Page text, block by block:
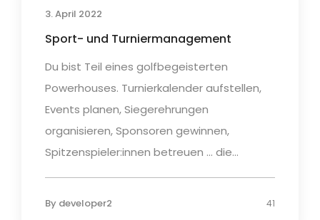
3. April 2022
Sport- und Turniermanagement
Du bist Teil eines golfbegeisterten
Powerhouses. Turnierkalender aufstellen,
Events planen, Siegerehrungen
organisieren, Sponsoren gewinnen,
Spitzenspieler:innen betreuen … die...
By developer2 41